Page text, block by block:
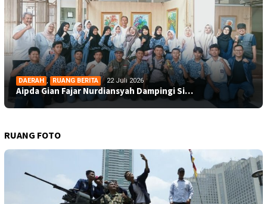
DAERAH , RUANG BERITA 22 Juli 2026
Aipda Gian Fajar Nurdiansyah Dampingi Si…
RUANG FOTO